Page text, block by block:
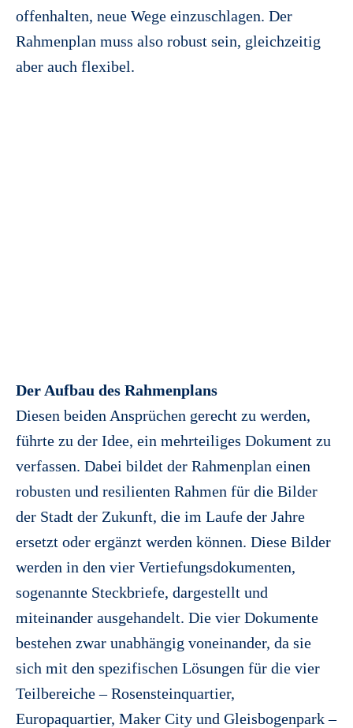
offenhalten, neue Wege einzuschlagen. Der
Rahmenplan muss also robust sein, gleichzeitig
aber auch flexibel.
Der Aufbau des Rahmenplans
Diesen beiden Ansprüchen gerecht zu werden,
führte zu der Idee, ein mehrteiliges Dokument zu
verfassen. Dabei bildet der Rahmenplan einen
robusten und resilienten Rahmen für die Bilder
der Stadt der Zukunft, die im Laufe der Jahre
ersetzt oder ergänzt werden können. Diese Bilder
werden in den vier Vertiefungsdokumenten,
sogenannte Steckbriefe, dargestellt und
miteinander ausgehandelt. Die vier Dokumente
bestehen zwar unabhängig voneinander, da sie
sich mit den spezifischen Lösungen für die vier
Teilbereiche – Rosensteinquartier,
Europaquartier, Maker City und Gleisbogenpark –